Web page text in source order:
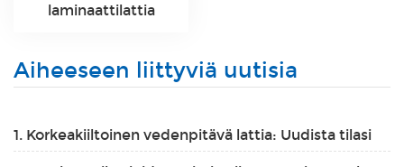
laminaattilattia
Aiheeseen liittyviä uutisia
1. Korkeakiiltoinen vedenpitävä lattia: Uudista tilasi